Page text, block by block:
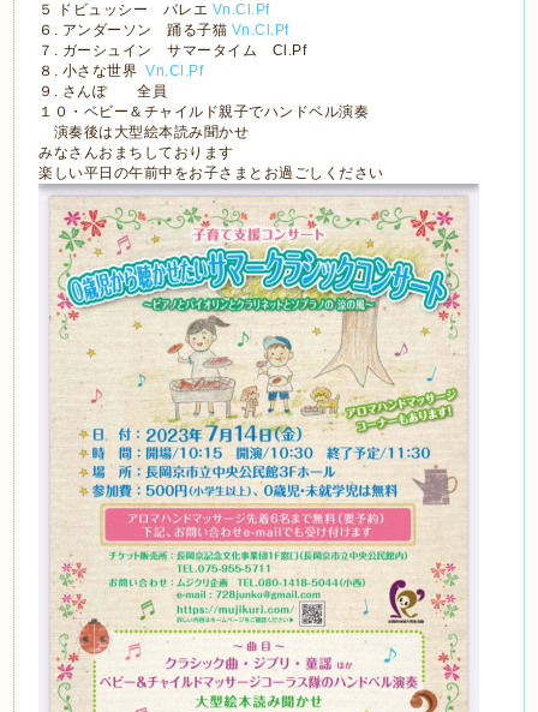
５
ドビュッシー バレエ Vn.Cl.Pf
６. アンダーソン 踊る子猫 Vn.Cl.Pf
７. ガーシュイン サマータイム Cl.Pf
８. 小さな世界 Vn.Cl.Pf
９. さんぽ 全員
１０・ベビー＆チャイルド親子でハンドベル演奏
演奏後は大型絵本読み聞かせ
みなさんおまちしております
楽しい平日の午前中をお子さまとお過ごしください